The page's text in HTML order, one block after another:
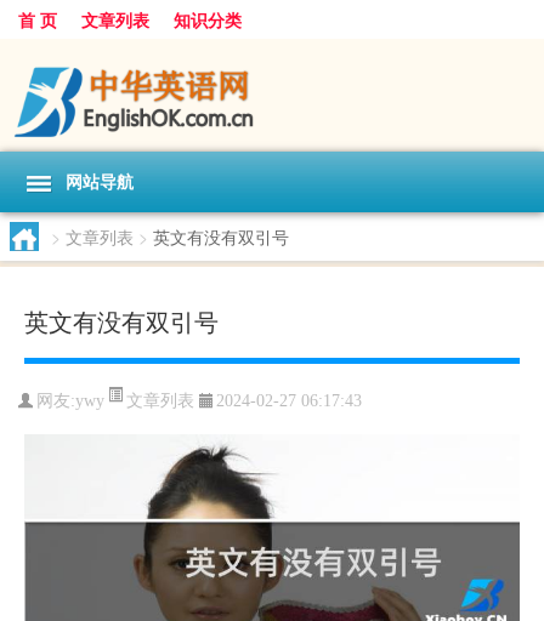
首 页 文章列表 知识分类
网站导航
> 文章列表 > 英文有没有双引号
英文有没有双引号
网友:ywy 文章列表 2024-02-27 06:17:43